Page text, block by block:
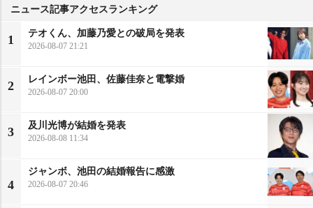
ニュース記事アクセスランキング
1
テオくん、加藤乃愛との破局を発表
2026-08-07 21:21
2
レインボー池田、佐藤佳奈と電撃婚
2026-08-07 20:00
3
及川光博が結婚を発表
2026-08-08 11:34
4
ジャンボ、池田の結婚報告に感激
2026-08-07 20:46